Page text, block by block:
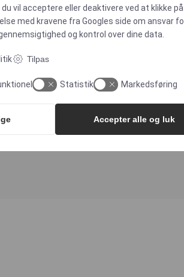
Philip Ellegaard Andersen
Area Sales Manager - Food & Beverage DK
Jacob Sommerlund
Area Sales Manager - Pharma & Biotech -
vil acceptere eller deaktivere ved at klikke
med kravene fra Googles side om ansvar
og kontrol over dine data.
Tilpas
Statistik Markedsføring
Accepter alle og luk